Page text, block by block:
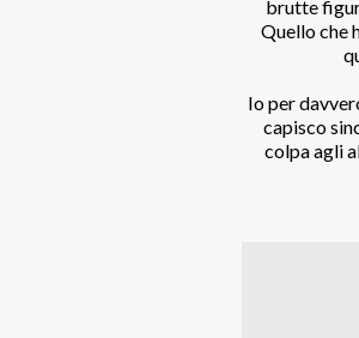
brutte
Quello che
Io per
capisco
colpa agli